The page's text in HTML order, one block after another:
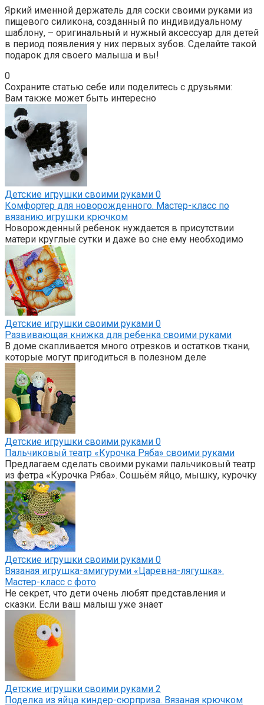
Яркий именной держатель для соски своими руками из
пищевого силикона, созданный по индивидуальному
шаблону, – оригинальный и нужный аксессуар для детей
в период появления у них первых зубов. Сделайте такой
подарок для своего малыша и вы!
0
Сохраните статью себе или поделитесь с друзьями:
Вам также может быть интересно
Детские игрушки своими руками 0
Комфортер для новорожденного. Мастер-класс по
вязанию игрушки крючком
Новорожденный ребенок нуждается в присутствии
матери круглые сутки и даже во сне ему необходимо
Детские игрушки своими руками 0
Развивающая книжка для ребенка своими руками
В доме скапливается много отрезков и остатков ткани,
которые могут пригодиться в полезном деле
Детские игрушки своими руками 0
Пальчиковый театр «Курочка Ряба» своими руками
Предлагаем сделать своими руками пальчиковый театр
из фетра «Курочка Ряба». Сошьём яйцо, мышку, курочку
Детские игрушки своими руками 0
Вязаная игрушка-амигуруми «Царевна-лягушка».
Мастер-класс с фото
Не секрет, что дети очень любят представления и
сказки. Если ваш малыш уже знает
Детские игрушки своими руками 2
Поделка из яйца киндер-сюрприза. Вязаная крючком